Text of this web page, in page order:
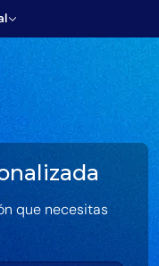
que necesitas
éxito.